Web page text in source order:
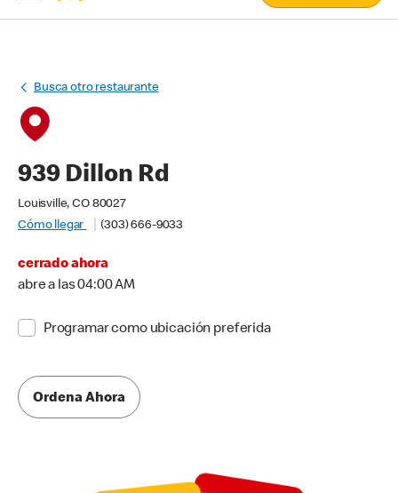
Busca otro restaurante
939 Dillon Rd
Louisville, CO 80027
Cómo llegar
(303) 666-9033
cerrado ahora
abre a las 04:00 AM
Programar como ubicación preferida
Ordena Ahora